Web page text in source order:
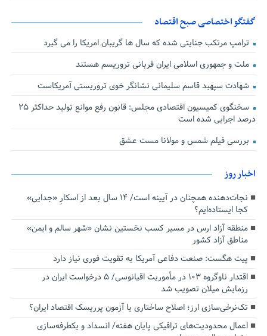
گفتگو اختصاصی صبح اقتصاد
ترامپ مرتکب جنایتی شده که سال ها گریبان امریکا را می گیرد
ملت و جمهوری اسلامی ایران قربانی تروریسم هستند
شهادت سپهبد قاسم سلیمانی نشانگر خوی تروریستی آمریکاست
سخنگوی کمیسیون اقتصادی مجلس: قانون رفع موانع تولید حداکثر ۲۵
درصد اجرایی شده است
بررسی فیلم شمس و مولانا مست عشق
اخبار روز
نجات‌دهنده‌ همچنان در آیینه است/ ۱۴ سال بعد از اسکارِ «جدایی»
کجا ایستاده‌ایم؟
منطقه آزاد ارس در مسیر کسب نخستین نشان «شهر سالم و ایمن»
مناطق آزاد کشور
پیت هگست: صنعت دفاعی آمریکا به تقویت فوری نیاز دارد
اقتدار ناوگروه ۱۰۳ در مأموریت‌ اقیانوسی/ ۵ درخواست ایران در
رزمایش میلان تصویب شد
تک‌نرخی‌سازی ارز؛ اصلاح ساختاری یا آزمون پرریسک اقتصاد ایران؟
اعمال محدودیت‌های ترافیکی پایان هفته/ انسداد و یکطرفه‌سازی